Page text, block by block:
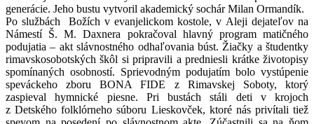
generácie. Jeho bustu vytvoril akademický sochár Milan Ormandík.
Po službách Božích v evanjelickom kostole, v Aleji dejateľov na
Námestí Š. M. Daxnera pokračoval hlavný program matičného
podujatia – akt slávnostného odhaľovania búst. Žiačky a študentky
rimavskosobotských škôl si pripravili a predniesli krátke životopisy
spomínaných osobností. Sprievodným podujatím bolo vystúpenie
speváckeho zboru BONA FIDE z Rimavskej Soboty, ktorý
zaspieval hymnické piesne. Pri bustách stáli deti v krojoch
z Detského folklórneho súboru Lieskovček, ktoré nás privítali tiež